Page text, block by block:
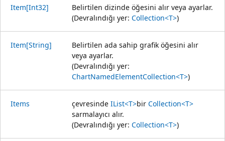
Item[Int32]
Belirtilen dizinde öğesini alır veya ayarlar.
(Devralındığı yer: Collection<T>)
Item[String]
Belirtilen ada sahip grafik öğesini alır
veya ayarlar.
(Devralındığı yer:
ChartNamedElementCollection<T>)
Items çevresinde IList<T>bir Collection<T>
sarmalayıcı alır.
(Devralındığı yer: Collection<T>)